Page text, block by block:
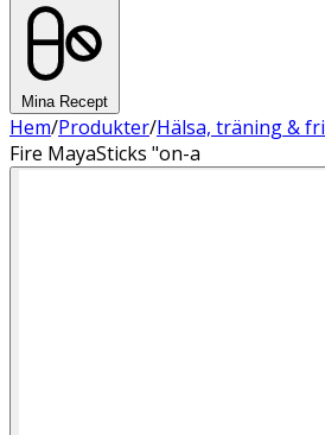
Mina Recept
Hem/Produkter/Hälsa, träning &
Fire MayaSticks "on-a